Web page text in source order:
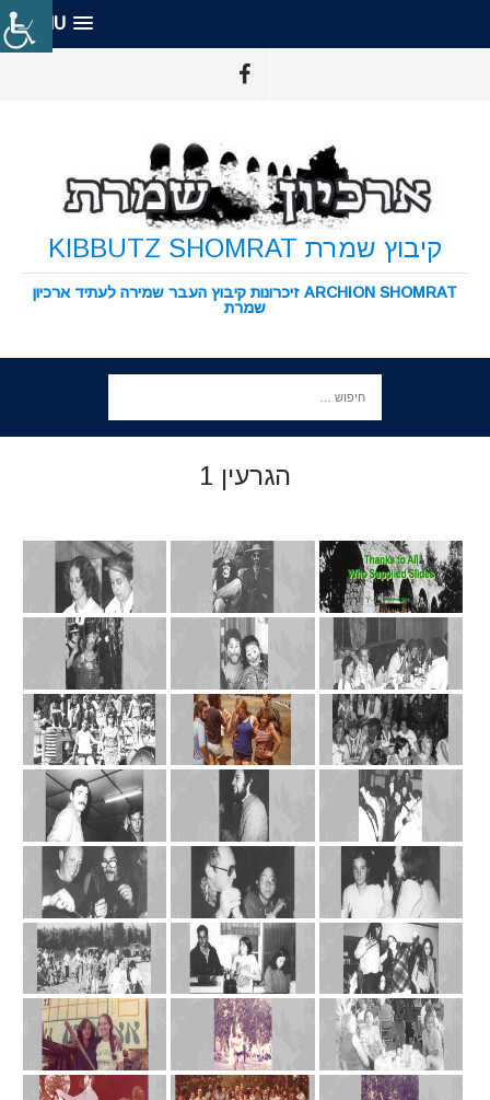
MENU
קיבוץ שמרת KIBBUTZ SHOMRAT
ARCHION SHOMRAT זיכרונות קיבוץ העבר שמירה לעתיד ארכיון
שמרת
הגרעין 1